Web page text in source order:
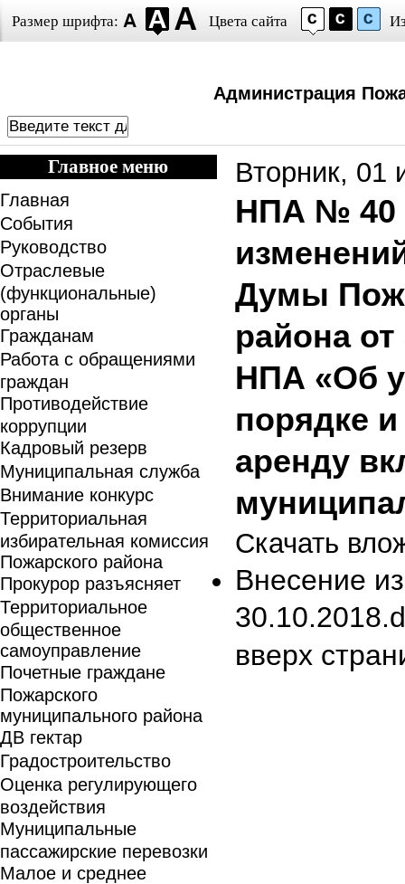
Размер шрифта: Цвета сайта
Администрация
Главное меню
Главная
События
Руководство
Отраслевые
(функциональные)
органы
Гражданам
Работа с обращениями
граждан
Противодействие
коррупции
Кадровый резерв
Муниципальная служба
Внимание конкурс
Территориальная
избирательная комиссия
Пожарского района
Прокурор разъясняет
Территориальное
общественное
самоуправление
Почетные граждане
Пожарского
муниципального района
ДВ гектар
Градостроительство
Оценка регулирующего
воздействия
Муниципальные
пассажирские перевозки
Малое и среднее
Вторник, 01
НПА № 40
Думы
района
НПА «Об
порядке
аренду
Скачать
Внесение
вверх